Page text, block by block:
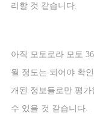
리할 것 같습니다
아직 모토로라 모토
월 정도는 되어야 확
개된 정보들로만 평
수 있을 것 같습니다.